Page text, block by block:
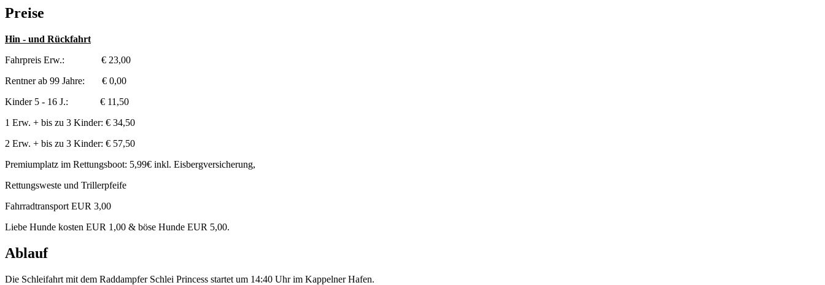
Preise
Hin - und Rückfahrt
Fahrpreis Erw.: € 23,00
Rentner ab 99 Jahre: € 0,00
Kinder 5 - 16 J.: € 11,50
1 Erw. + bis zu 3 Kinder: € 34,50
2 Erw. + bis zu 3 Kinder: € 57,50
Premiumplatz im Rettungsboot: 5,99€ inkl. Eisbergversicherung,
Rettungsweste und Trillerpfeife
Fahrradtransport EUR 3,00
Liebe Hunde kosten EUR 1,00 & böse Hunde EUR 5,00.
Ablauf
Die Schleifahrt mit dem Raddampfer Schlei Princess startet um 14:40 Uhr im Kappelner Hafen.